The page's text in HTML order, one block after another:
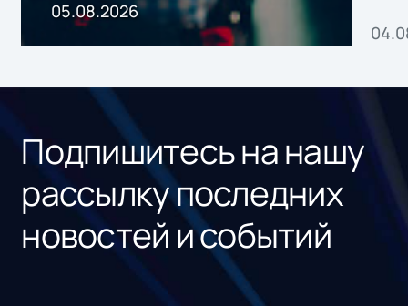
05.08.2026
Подпишитесь на нашу
рассылку последних
новостей и событий